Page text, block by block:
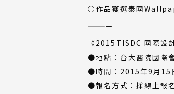
○作品獲選泰國
————
《2015TISDC 國際設
●地點：台大醫院國際
●時間：2015年9月15
●報名方式：採線上報